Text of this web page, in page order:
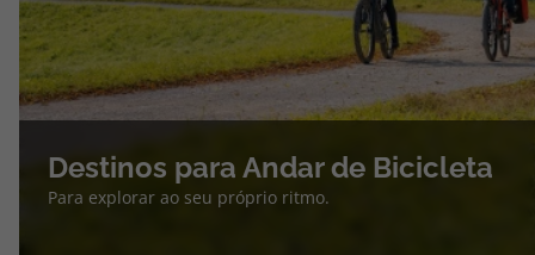
Destinos para Andar de Bicicleta
Para explorar ao seu próprio ritmo.